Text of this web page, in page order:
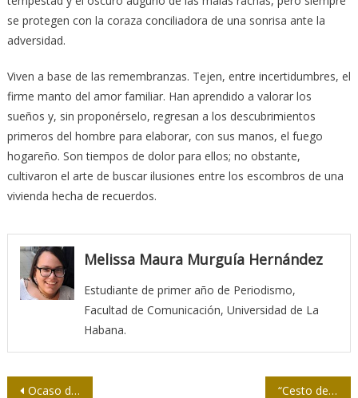
se protegen con la coraza conciliadora de una sonrisa ante la
adversidad.
Viven a base de las remembranzas. Tejen, entre incertidumbres, el
firme manto del amor familiar. Han aprendido a valorar los
sueños y, sin proponérselo, regresan a los descubrimientos
primeros del hombre para elaborar, con sus manos, el fuego
hogareño. Son tiempos de dolor para ellos; no obstante,
cultivaron el arte de buscar ilusiones entre los escombros de una
vivienda hecha de recuerdos.
Melissa Maura Murguía Hernández
Estudiante de primer año de Periodismo,
Facultad de Comunicación, Universidad de La
Habana.
Navegación
Ocaso de un sepulcro “Cesto de llamas. Biografía de José Martí”